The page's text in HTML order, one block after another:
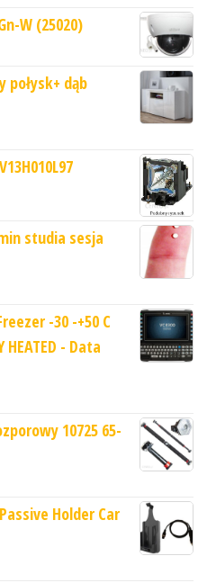
W (25020)
połysk+ dąb
studia sesja
-30 -+50 C
HEATED - Data
10725 65-
Holder Car